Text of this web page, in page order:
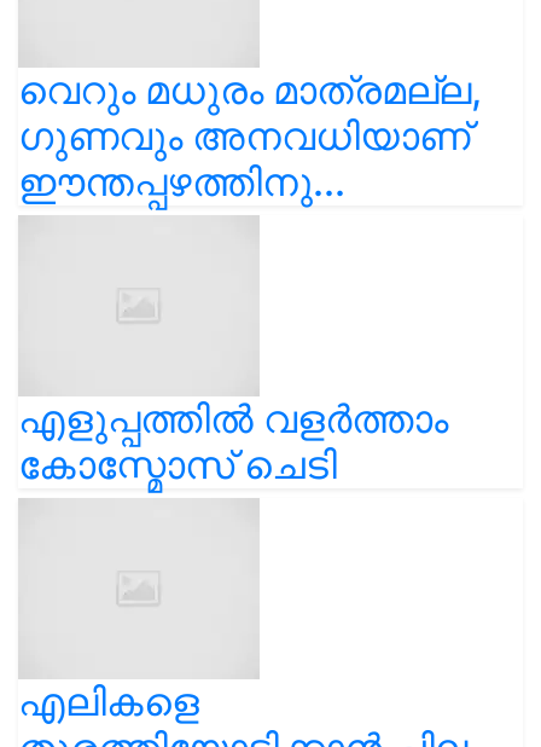
വെറും മധുരം മാത്രമല്ല,
ഗുണവും അനവധിയാണ്
ഈന്തപ്പഴത്തിനു...
എളുപ്പത്തിൽ വളർത്താം
കോസ്മോസ് ചെടി
എലികളെ